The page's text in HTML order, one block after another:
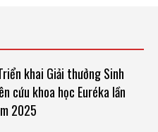
khai Giải thưởng Sinh
cứu khoa học Euréka lần
2025